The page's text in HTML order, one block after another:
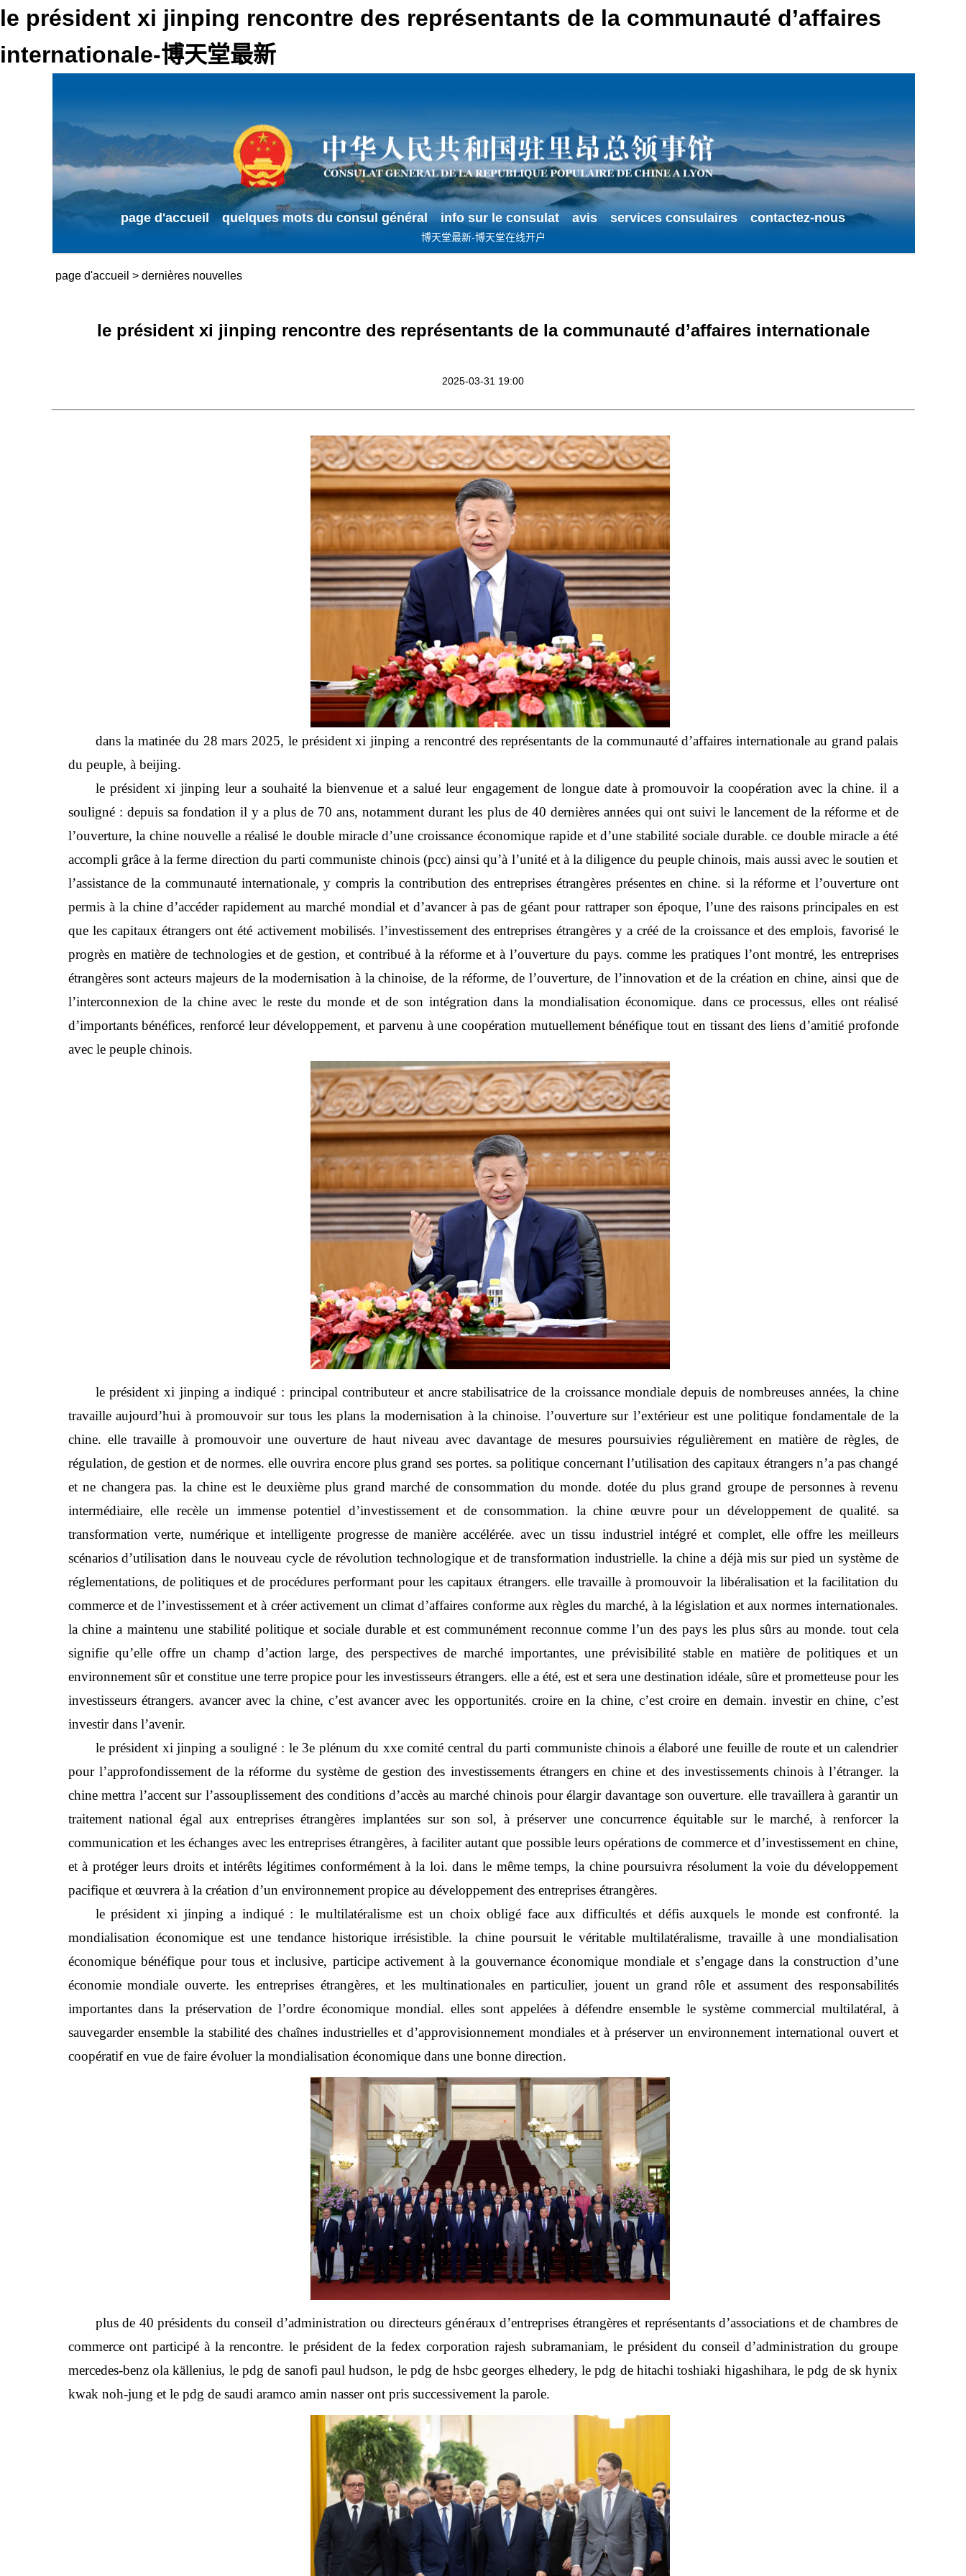
le président xi jinping rencontre des représentants de la communauté d’affaires
internationale-博天堂最新
page d'accueil quelques mots du consul général info sur le consulat avis services consulaires contactez-nous
博天堂最新-博天堂在线开户
page d'accueil > dernières nouvelles
le président xi jinping rencontre des représentants de la communauté d’affaires internationale
2025-03-31 19:00
dans la matinée du 28 mars 2025, le président xi jinping a rencontré des représentants de la communauté d’affaires internationale au grand palais
du peuple, à beijing.
le président xi jinping leur a souhaité la bienvenue et a salué leur engagement de longue date à promouvoir la coopération avec la chine. il a
souligné : depuis sa fondation il y a plus de 70 ans, notamment durant les plus de 40 dernières années qui ont suivi le lancement de la réforme et de
l’ouverture, la chine nouvelle a réalisé le double miracle d’une croissance économique rapide et d’une stabilité sociale durable. ce double miracle a été
accompli grâce à la ferme direction du parti communiste chinois (pcc) ainsi qu’à l’unité et à la diligence du peuple chinois, mais aussi avec le soutien et
l’assistance de la communauté internationale, y compris la contribution des entreprises étrangères présentes en chine. si la réforme et l’ouverture ont
permis à la chine d’accéder rapidement au marché mondial et d’avancer à pas de géant pour rattraper son époque, l’une des raisons principales en est
que les capitaux étrangers ont été activement mobilisés. l’investissement des entreprises étrangères y a créé de la croissance et des emplois, favorisé le
progrès en matière de technologies et de gestion, et contribué à la réforme et à l’ouverture du pays. comme les pratiques l’ont montré, les entreprises
étrangères sont acteurs majeurs de la modernisation à la chinoise, de la réforme, de l’ouverture, de l’innovation et de la création en chine, ainsi que de
l’interconnexion de la chine avec le reste du monde et de son intégration dans la mondialisation économique. dans ce processus, elles ont réalisé
d’importants bénéfices, renforcé leur développement, et parvenu à une coopération mutuellement bénéfique tout en tissant des liens d’amitié profonde
avec le peuple chinois.
le président xi jinping a indiqué : principal contributeur et ancre stabilisatrice de la croissance mondiale depuis de nombreuses années, la chine
travaille aujourd’hui à promouvoir sur tous les plans la modernisation à la chinoise. l’ouverture sur l’extérieur est une politique fondamentale de la
chine. elle travaille à promouvoir une ouverture de haut niveau avec davantage de mesures poursuivies régulièrement en matière de règles, de
régulation, de gestion et de normes. elle ouvrira encore plus grand ses portes. sa politique concernant l’utilisation des capitaux étrangers n’a pas changé
et ne changera pas. la chine est le deuxième plus grand marché de consommation du monde. dotée du plus grand groupe de personnes à revenu
intermédiaire, elle recèle un immense potentiel d’investissement et de consommation. la chine œuvre pour un développement de qualité. sa
transformation verte, numérique et intelligente progresse de manière accélérée. avec un tissu industriel intégré et complet, elle offre les meilleurs
scénarios d’utilisation dans le nouveau cycle de révolution technologique et de transformation industrielle. la chine a déjà mis sur pied un système de
réglementations, de politiques et de procédures performant pour les capitaux étrangers. elle travaille à promouvoir la libéralisation et la facilitation du
commerce et de l’investissement et à créer activement un climat d’affaires conforme aux règles du marché, à la législation et aux normes internationales.
la chine a maintenu une stabilité politique et sociale durable et est communément reconnue comme l’un des pays les plus sûrs au monde. tout cela
signifie qu’elle offre un champ d’action large, des perspectives de marché importantes, une prévisibilité stable en matière de politiques et un
environnement sûr et constitue une terre propice pour les investisseurs étrangers. elle a été, est et sera une destination idéale, sûre et prometteuse pour les
investisseurs étrangers. avancer avec la chine, c’est avancer avec les opportunités. croire en la chine, c’est croire en demain. investir en chine, c’est
investir dans l’avenir.
le président xi jinping a souligné : le 3e plénum du xxe comité central du parti communiste chinois a élaboré une feuille de route et un calendrier
pour l’approfondissement de la réforme du système de gestion des investissements étrangers en chine et des investissements chinois à l’étranger. la
chine mettra l’accent sur l’assouplissement des conditions d’accès au marché chinois pour élargir davantage son ouverture. elle travaillera à garantir un
traitement national égal aux entreprises étrangères implantées sur son sol, à préserver une concurrence équitable sur le marché, à renforcer la
communication et les échanges avec les entreprises étrangères, à faciliter autant que possible leurs opérations de commerce et d’investissement en chine,
et à protéger leurs droits et intérêts légitimes conformément à la loi. dans le même temps, la chine poursuivra résolument la voie du développement
pacifique et œuvrera à la création d’un environnement propice au développement des entreprises étrangères.
le président xi jinping a indiqué : le multilatéralisme est un choix obligé face aux difficultés et défis auxquels le monde est confronté. la
mondialisation économique est une tendance historique irrésistible. la chine poursuit le véritable multilatéralisme, travaille à une mondialisation
économique bénéfique pour tous et inclusive, participe activement à la gouvernance économique mondiale et s’engage dans la construction d’une
économie mondiale ouverte. les entreprises étrangères, et les multinationales en particulier, jouent un grand rôle et assument des responsabilités
importantes dans la préservation de l’ordre économique mondial. elles sont appelées à défendre ensemble le système commercial multilatéral, à
sauvegarder ensemble la stabilité des chaînes industrielles et d’approvisionnement mondiales et à préserver un environnement international ouvert et
coopératif en vue de faire évoluer la mondialisation économique dans une bonne direction.
plus de 40 présidents du conseil d’administration ou directeurs généraux d’entreprises étrangères et représentants d’associations et de chambres de
commerce ont participé à la rencontre. le président de la fedex corporation rajesh subramaniam, le président du conseil d’administration du groupe
mercedes-benz ola källenius, le pdg de sanofi paul hudson, le pdg de hsbc georges elhedery, le pdg de hitachi toshiaki higashihara, le pdg de sk hynix
kwak noh-jung et le pdg de saudi aramco amin nasser ont pris successivement la parole.